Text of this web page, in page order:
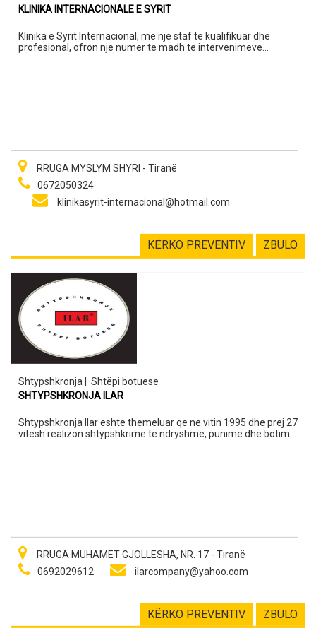
KLINIKA INTERNACIONALE E SYRIT
Klinika e Syrit Internacional, me nje staf te kualifikuar dhe
profesional, ofron nje numer te madh te intervenimeve
RRUGA MYSLYM SHYRI - Tiranë
0672050324
klinikasyrit-internacional@hotmail.com
ZBULO
KËRKO PREVENTIV
Shtypshkronja
Shtëpi botuese
SHTYPSHKRONJA ILAR
Shtypshkronja Ilar eshte themeluar qe ne vitin 1995 dhe prej 27
vitesh realizon shtypshkrime te ndryshme, punime dhe botime
RRUGA MUHAMET GJOLLESHA, NR. 17 - Tiranë
0692029612
ilarcompany@yahoo.com
ZBULO
KËRKO PREVENTIV